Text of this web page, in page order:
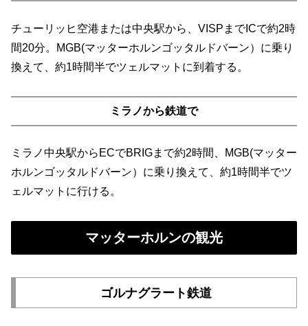
チューリッヒ空港または中央駅から、VISPまでICで約2時
間20分。MGB(マッターホルンゴッタルドバーン）に乗り
換えて、約1時間半でツェルマットに到着する。
ミラノから鉄道で
ミラノ中央駅からECでBRIGまで約2時間、MGB(マッター
ホルンゴッタルドバーン）に乗り換えて、約1時間半でツ
ェルマットに行ける。
マッターホルンの観光
ゴルナグラート鉄道